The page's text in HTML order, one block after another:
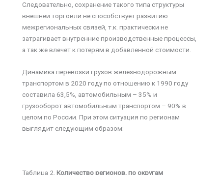
Следовательно, сохранение такого типа структуры
внешней торговли не способствует развитию
межрегиональных связей, т.к. практически не
затрагивает внутренние производственные процессы,
а так же влечет к потерям в добавленной стоимости.
Динамика перевозки грузов железнодорожным
транспортом в 2020 году по отношению к 1990 году
составила 63,5%, автомобильным – 35% и
грузооборот автомобильным транспортом – 90% в
целом по России. При этом ситуация по регионам
выглядит следующим образом:
Таблица 2. Количество регионов, по округам